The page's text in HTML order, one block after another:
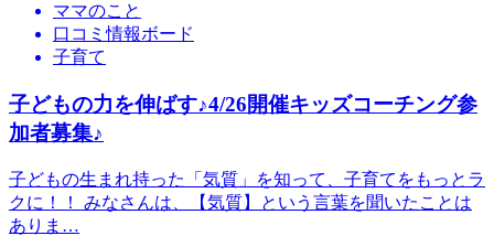
ママのこと
口コミ情報ボード
子育て
子どもの力を伸ばす♪4/26開催キッズコーチング参
加者募集♪
子どもの生まれ持った「気質」を知って、子育てをもっとラ
クに！！ みなさんは、【気質】という言葉を聞いたことは
ありま…